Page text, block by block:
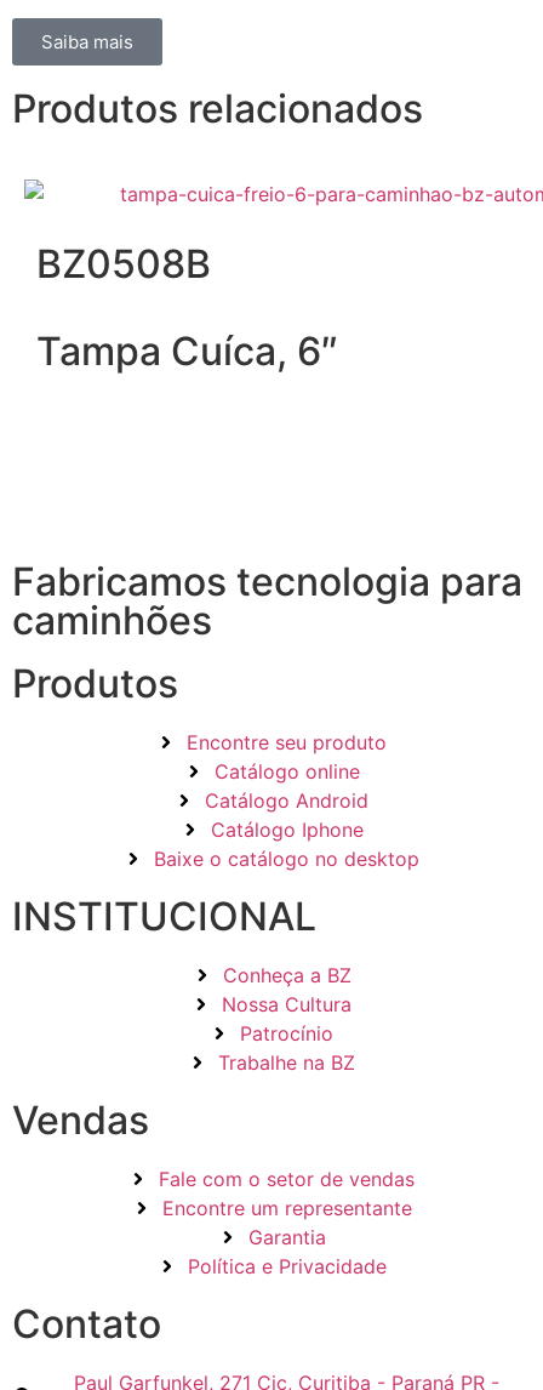
Saiba mais
Produtos relacionados
BZ0508B
Tampa Cuíca, 6″
Fabricamos tecnologia para
caminhões
Produtos
Encontre seu produto
Catálogo online
Catálogo Android
Catálogo Iphone
Baixe o catálogo no desktop
INSTITUCIONAL
Conheça a BZ
Nossa Cultura
Patrocínio
Trabalhe na BZ
Vendas
Fale com o setor de vendas
Encontre um representante
Garantia
Política e Privacidade
Contato
Paul Garfunkel, 271 Cic, Curitiba - Paraná PR -